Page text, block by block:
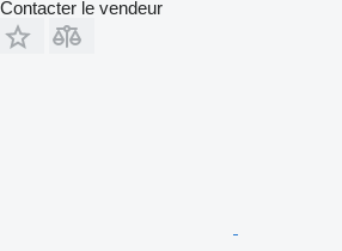
Contacter le vendeur